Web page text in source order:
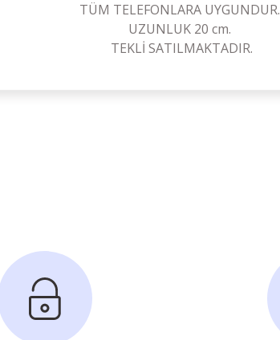
TÜM TELEFONLARA UYGUNDUR.
UZUNLUK 20 cm.
TEKLİ SATILMAKTADIR.